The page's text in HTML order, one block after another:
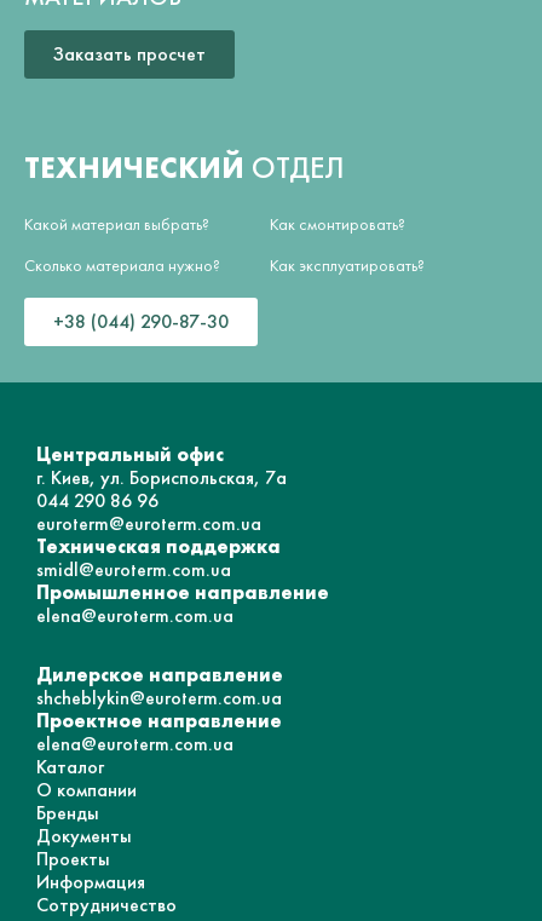
Заказать просчет
ТЕХНИЧЕСКИЙ ОТДЕЛ
Какой материал выбрать?
Сколько материала нужно?
Как смонтировать?
Как эксплуатировать?
+38 (044) 290-87-30
Центральный офис
г. Киев, ул. Бориспольская, 7а
044 290 86 96
euroterm@euroterm.com.ua
Техническая поддержка
smidl@euroterm.com.ua
Промышленное направление
elena@euroterm.com.ua
Дилерское направление
shcheblykin@euroterm.com.ua
Проектное направление
elena@euroterm.com.ua
Каталог
О компании
Бренды
Документы
Проекты
Информация
Сотрудничество